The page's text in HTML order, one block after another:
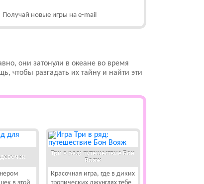
Получай новые игры на e-mail
они затонули в океане во время
чтобы разгадать их тайну и найти эти
Три в ряд: путешествие Бон
Вояж
Красочная игра, где в диких